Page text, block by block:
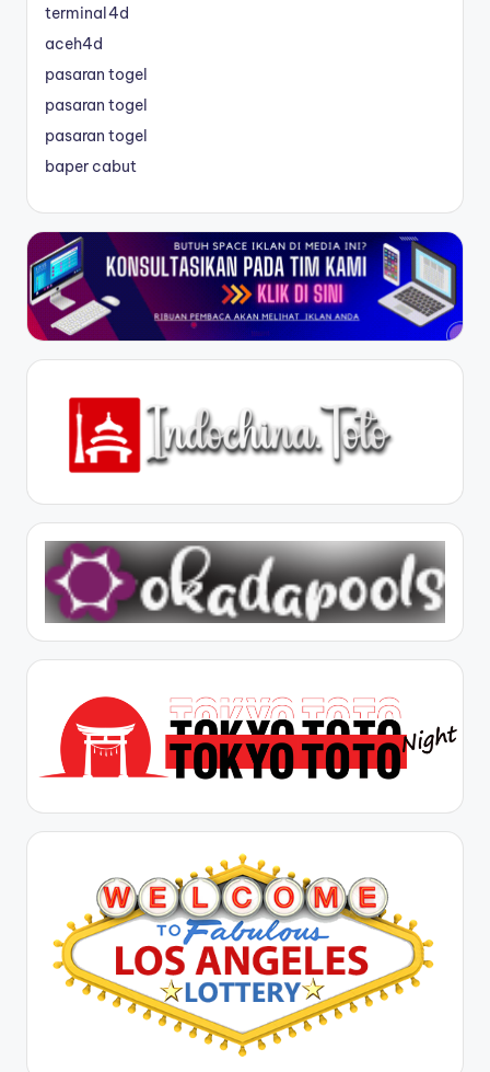
terminal4d
aceh4d
pasaran togel
pasaran togel
pasaran togel
baper cabut